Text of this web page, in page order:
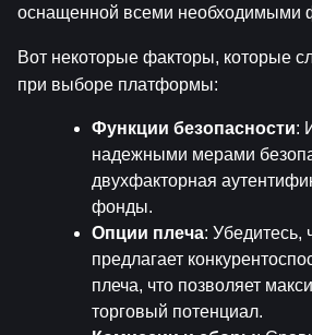
оснащенной всеми необходимыми
Вот некоторые факторы, которые
при выборе платформы:
Функции безопасности:
надежными мерами
двухфакторная
фонды.
Опции плеча: Убедитесь,
предлагает
плеча, что позволяет
торговый потенциал.